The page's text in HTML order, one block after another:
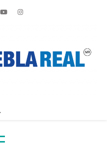
y el mundo